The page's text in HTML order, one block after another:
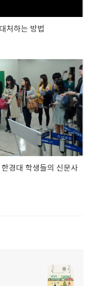
처하는 방법
경대 학생들의 신문사